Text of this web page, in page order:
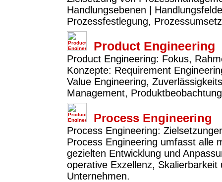
Handlungsebenen |
Prozessfestlegung,
Product Engineering
Product Engineering: Fokus,
Konzepte: Requirement
Value Engineering,
Management,
Process Engineering
Process Engineering:
Process Engineering umfasst alle
gezielten Entwicklung und
operative Exzellenz,
Unternehmen.